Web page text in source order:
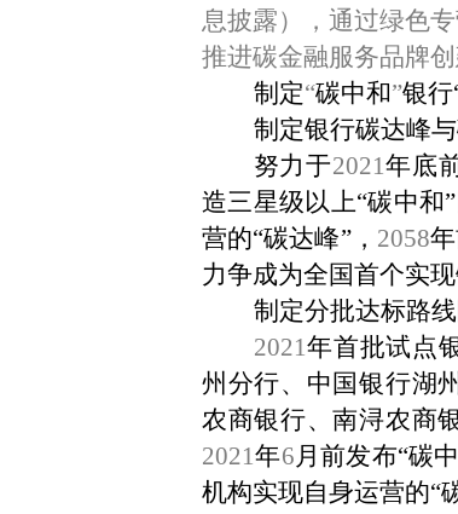
息披露），通过绿色
推进碳金融服务品牌创
制定“碳中和”银行
制定银行碳达峰
努力于2021年底
造三星级以上“碳中和
营的“碳达峰”， 2058
力争成为全国首个实
制定分批达标路
2021年首批试点
州分行、中国银行湖
农商银行、南浔农商
2021年6月前发布“碳
机构实现自身运营的“